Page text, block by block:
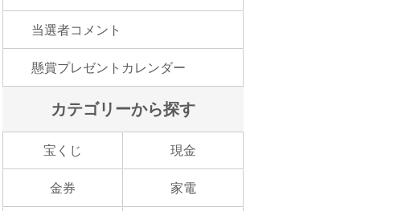
当選者コメント
懸賞プレゼントカレンダー
カテゴリーから探す
宝くじ 現金
金券 家電